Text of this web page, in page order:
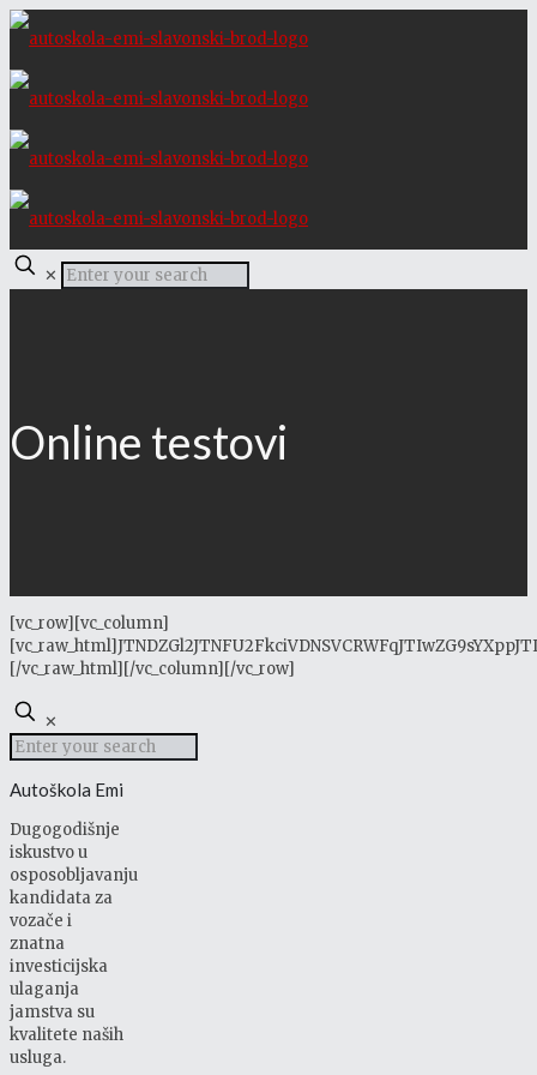
✕
Online testovi
[vc_row][vc_column]
[/vc_raw_html][/vc_column][/vc_row]
✕
Autoškola Emi
Dugogodišnje
iskustvo u
osposobljavanju
kandidata za
vozače i
znatna
investicijska
ulaganja
jamstva su
kvalitete naših
usluga.